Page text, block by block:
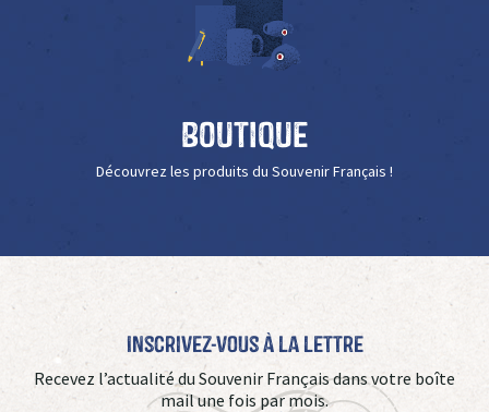
Boutique
Découvrez les produits du Souvenir Français !
Inscrivez-vous à La Lettre
Recevez l’actualité du Souvenir Français dans votre boîte
mail une fois par mois.